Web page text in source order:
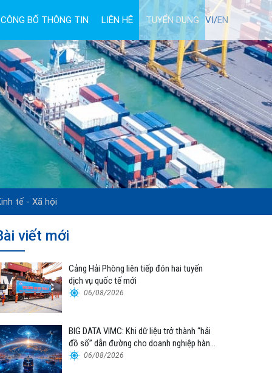
CÔNG BỐ THÔNG TIN LIÊN HỆ TUYỂN DỤNG VI/EN
tế - Xã hội
viết mới
Cảng Hải Phòng liên tiếp đón hai tuyến
dịch vụ quốc tế mới
06/08/2026
BIG DATA VIMC: Khi dữ liệu trở thành “hải
đồ số” dẫn đường cho doanh nghiệp hàng
hải 06/08/2026